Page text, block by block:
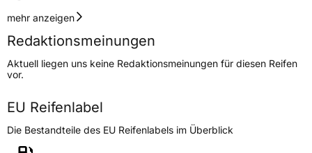
Geschwindigkeitsindex
Höchstgeschwindigkeit
210 km/h
Lastindex98
Höchstlast750 kg
Generelle Merkmale
mehr anzeigen
Redaktionsmeinungen
Aktuell liegen uns keine Redaktionsmeinungen für diesen Reifen
vor.
EU Reifenlabel
Die Bestandteile des EU Reifenlabels im Überblick